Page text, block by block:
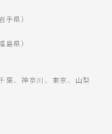
県）
県）
葉、神奈川、東京、山梨